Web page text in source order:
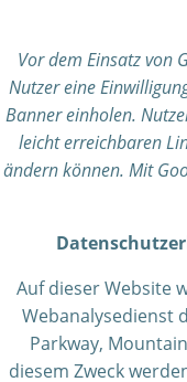
Vor dem Einsatz von
Nutzer eine
Banner einholen.
leicht erreichbaren
ändern können. Mit
Auf dieser Website
Webanalysedienst
Parkway,
diesem Zweck